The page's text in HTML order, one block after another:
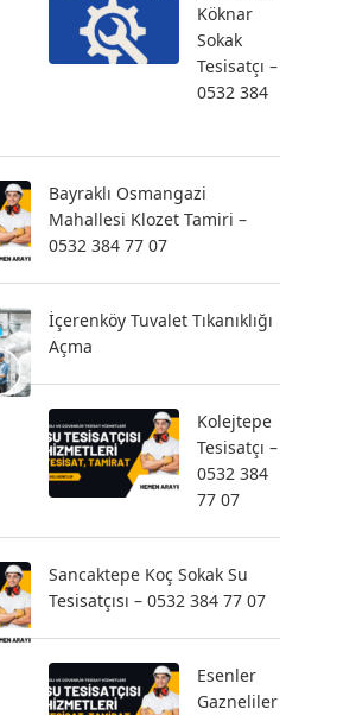
Köknar
Sokak
Tesisatçı –
0532 384
Bayraklı Osmangazi
Mahallesi Klozet Tamiri –
0532 384 77 07
İçerenköy Tuvalet Tıkanıklığı
Açma
Kolejtepe
Tesisatçı –
0532 384
77 07
Sancaktepe Koç Sokak Su
Tesisatçısı – 0532 384 77 07
Esenler
Gazneliler